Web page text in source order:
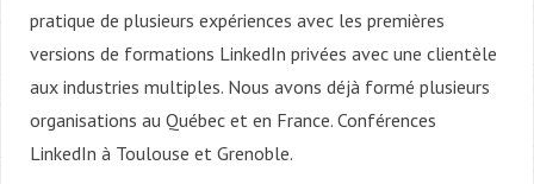
pratique de plusieurs expériences avec les premières
versions de formations LinkedIn privées avec une clientèle
aux industries multiples. Nous avons déjà formé plusieurs
organisations au Québec et en France. Conférences
LinkedIn à Toulouse et Grenoble.